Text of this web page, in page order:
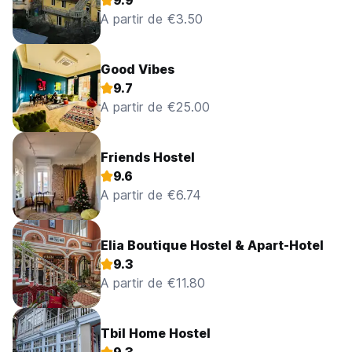
A partir de €3.50
Good Vibes
9.7
A partir de €25.00
Friends Hostel
9.6
A partir de €6.74
Elia Boutique Hostel & Apart-Hotel
9.3
A partir de €11.80
Tbil Home Hostel